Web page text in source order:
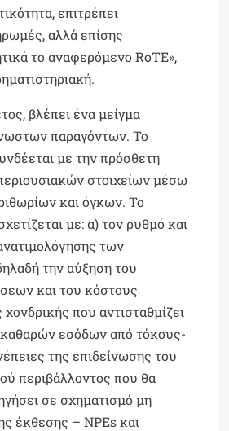
επιτρέπει
αλλά επίσης
το αναφερόμενο RoTE»,
βλέπει ένα μείγμα
παραγόντων. Το
με την πρόσθετη
στοιχείων μέσω
και όγκων. Το
με: α) τον ρυθμό και
των
την αύξηση του
και του κόστους
που αντισταθμίζει
εσόδων από τόκους-
της επιδείνωσης του
περιβάλλοντος που θα
σε σχηματισμό μη
έκθεσης – NPEs και